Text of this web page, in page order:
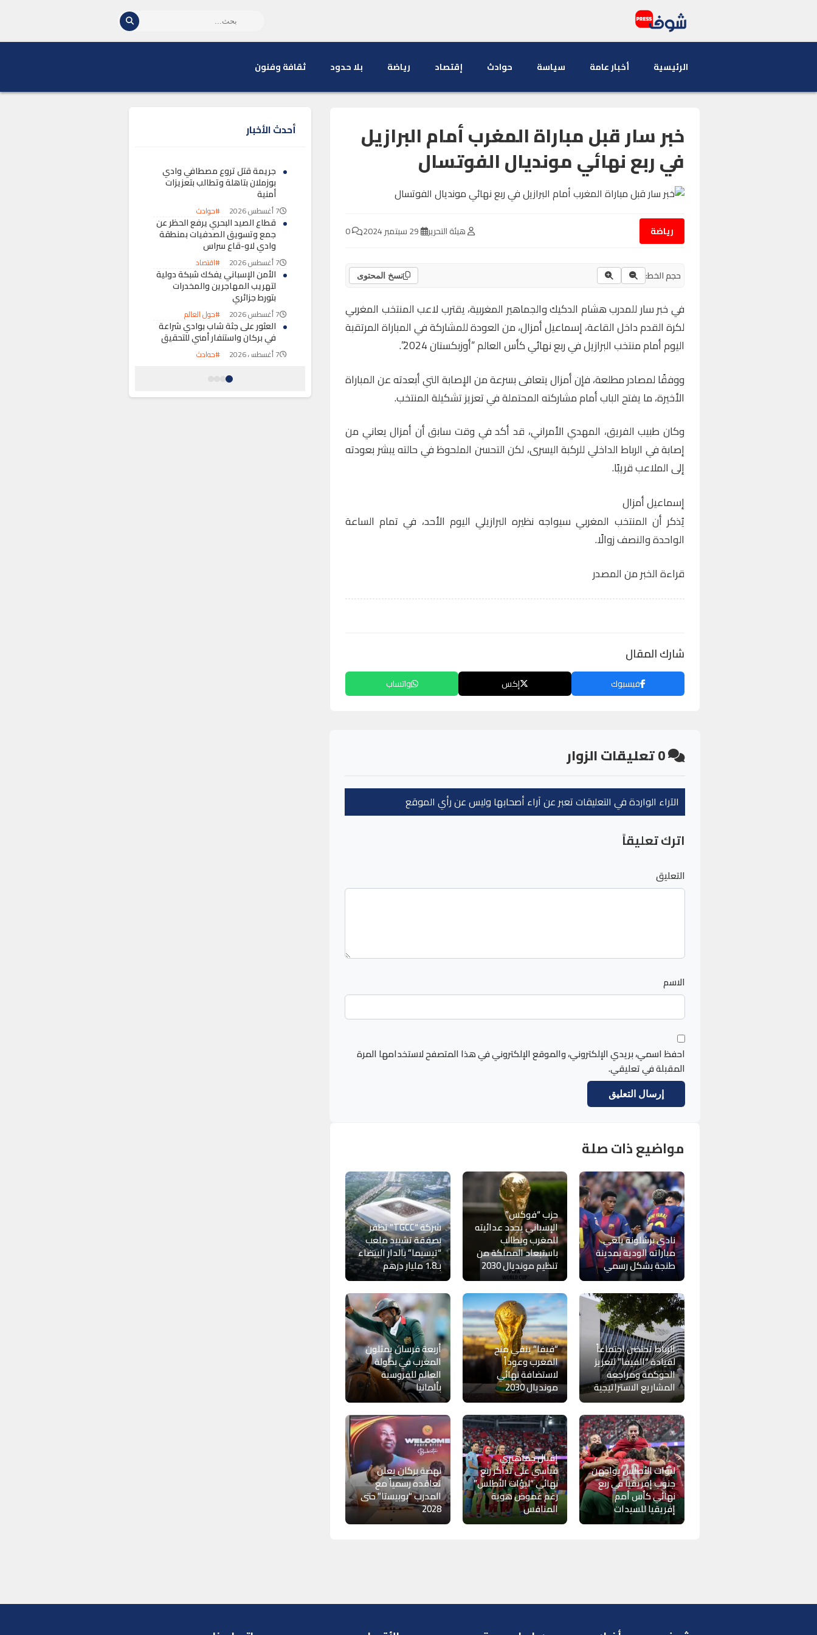
الرئيسية أخبار عامة سياسة حوادث إقتصاد رياضة بلا حدود ثقافة وفنون
خبر سار قبل مباراة المغرب أمام البرازيل
في ربع نهائي مونديال الفوتسال
رياضة هيئة التحرير
حجم الخط: نسخ المحتوى
في خبر سار للمدرب هشام الدكيك والجماهير المغربية، يقترب لاعب المنتخب المغربي
لكرة القدم داخل القاعة، إسماعيل أمزال، من العودة للمشاركة في المباراة المرتقبة
اليوم أمام منتخب البرازيل في ربع نهائي كأس العالم “أوزبكستان 2024”.
ووفقًا لمصادر مطلعة، فإن أمزال يتعافى بسرعة من الإصابة التي أبعدته عن المباراة
الأخيرة، ما يفتح الباب أمام مشاركته المحتملة في تعزيز تشكيلة المنتخب.
وكان طبيب الفريق، المهدي الأمراني، قد أكد في وقت سابق أن أمزال يعاني من
إصابة في الرباط الداخلي للركبة اليسرى، لكن التحسن الملحوظ في حالته يبشر بعودته
إلى الملاعب قريبًا.
إسماعيل أمزال
يُذكر أن المنتخب المغربي سيواجه نظيره البرازيلي اليوم الأحد، في تمام الساعة
الواحدة والنصف زوالًا.
قراءة الخبر من المصدر
شارك المقال
فيسبوك إكس واتساب
0تعليقات الزوار
الآراء الواردة في التعليقات تعبر عن آراء أصحابها وليس عن رأي الموقع
اترك تعليقاً
التعليق
الاسم
احفظ اسمي، بريدي الإلكتروني، والموقع الإلكتروني في هذا المتصفح لاستخدامها المرة
المقبلة في تعليقي.
مواضيع ذات صلة
نادي برشلونة يلغي
مباراته الودية بمدينة
طنجة بشكل رسمي
حزب “فوكس”
الإسباني يجدد عدائيته
للمغرب ويطالب
باستبعاد المملكة من
تنظيم مونديال 2030
شركة “TGCC” تظفر
بصفقة تشييد ملعب
“تيسيما” بالدار البيضاء
بـ1.8 مليار درهم
الرباط تحتضن اجتماعاً
لقيادة “الفيفا” لتعزيز
الحوكمة ومراجعة
المشاريع الاستراتيجية
“فيفا” ينفي منح
المغرب وعوداً
لاستضافة نهائي
مونديال 2030
أربعة فرسان يمثلون
المغرب في بطولة
العالم للفروسية
بألمانيا
لبؤات الأطلس يواجهن
جنوب إفريقيا في ربع
نهائي كأس أمم
إفريقيا للسيدات
إقبال جماهيري
قياسي على تذاكر ربع
نهائي “لبؤات الأطلس”
رغم غموض هوية
المنافس
نهضة بركان يعلن
تعاقده رسمياً مع
المدرب “بوبيستا” حتى
2028
أحدث الأخبار
جريمة قتل تروع مصطافي وادي
بوزملان بتاهلة وتطالب بتعزيزات
أمنية
7 أغسطس 2026 #حوادث
قطاع الصيد البحري يرفع الحظر عن
جمع وتسويق الصدفيات بمنطقة
وادي لاو-قاع سراس
7 أغسطس 2026 #اقتصاد
الأمن الإسباني يفكك شبكة دولية
لتهريب المهاجرين والمخدرات
بتورط جزائري
7 أغسطس 2026 #حول العالم
العثور على جثة شاب بوادي شراعة
في بركان واستنفار أمني للتحقيق
7 أغسطس 2026 #حوادث
تسريع وتيرة أشغال معالجة أزمة